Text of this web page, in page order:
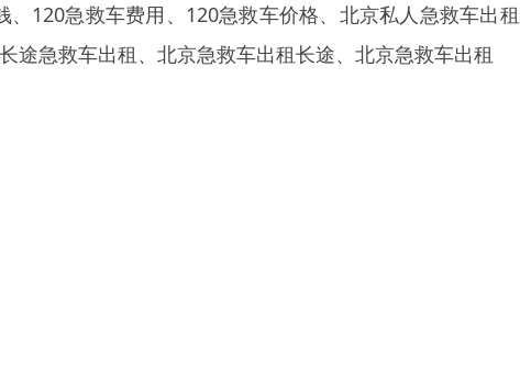
120急救车费用、120急救车价格、北京私人急救车出
途急救车出租、北京急救车出租长途、北京急救车出租